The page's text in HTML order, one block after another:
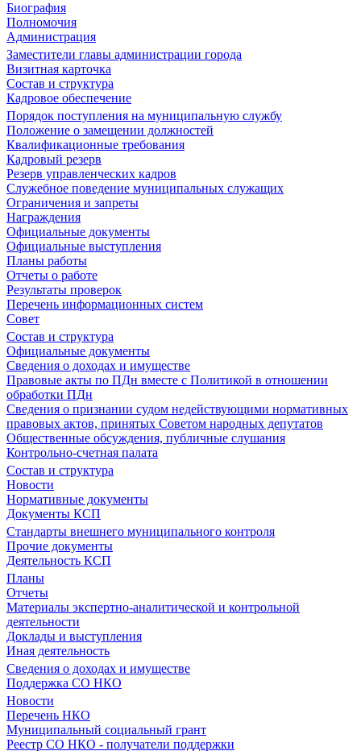
Биография
Полномочия
Администрация
Заместители главы администрации города
Визитная карточка
Состав и структура
Кадровое обеспечение
Порядок поступления на муниципальную службу
Положение о замещении должностей
Квалификационные требования
Кадровый резерв
Резерв управленческих кадров
Служебное поведение муниципальных служащих
Ограничения и запреты
Награждения
Официальные документы
Официальные выступления
Планы работы
Отчеты о работе
Результаты проверок
Перечень информационных систем
Совет
Состав и структура
Официальные документы
Сведения о доходах и имуществе
Правовые акты по ПДн вместе с Политикой в отношении
обработки ПДн
Сведения о признании судом недействующими нормативных
правовых актов, принятых Советом народных депутатов
Общественные обсуждения, публичные слушания
Контрольно-счетная палата
Состав и структура
Новости
Нормативные документы
Документы КСП
Стандарты внешнего муниципального контроля
Прочие документы
Деятельность КСП
Планы
Отчеты
Материалы экспертно-аналитической и контрольной
деятельности
Доклады и выступления
Иная деятельность
Сведения о доходах и имуществе
Поддержка СО НКО
Новости
Перечень НКО
Муниципальный социальный грант
Реестр СО НКО - получатели поддержки